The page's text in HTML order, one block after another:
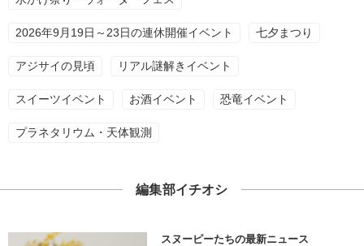
2026年9月19日～23日の連休開催イベント 七夕まつり
アジサイの見頃 リアル謎解きイベント
スイーツイベント お酒イベント 恐竜イベント
プラネタリウム・天体観測
編集部イチオシ
スヌーピーたちの最新ニュース